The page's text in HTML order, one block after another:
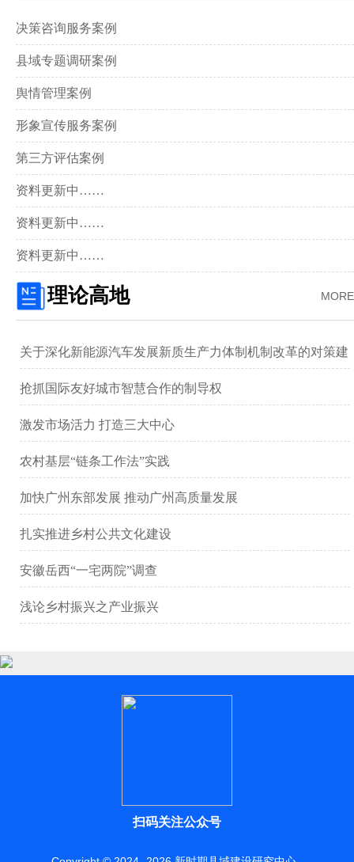
决策咨询服务案例
县域专题调研案例
舆情管理案例
形象宣传服务案例
第三方评估案例
资料更新中……
资料更新中……
资料更新中……
MORE
理论高地
关于深化新能源汽车发展新质生产力体制机制改革的对策建
议 ——以广汽集团为例
抢抓国际友好城市智慧合作的制导权
激发市场活力 打造三大中心
农村基层“链条工作法”实践
加快广州东部发展 推动广州高质量发展
扎实推进乡村公共文化建设
安徽岳西“一宅两院”调查
浅论乡村振兴之产业振兴
扫码关注公众号